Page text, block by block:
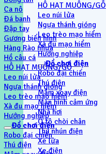
HỒ HẠT MUỒNG/GỖ
Leo núi lửa
Ngựa thánh gióng
Leo trèo mạo hiểm
Xà đu mạo hiểm
Hướng nghiệp
Đồ chơi điện
Robo đại chiến
Thú điện
Mâm xoay điện
Màn hình cảm ứng
Nhà hơi
Ô tô chòi chân
Thú nhún điện
Xe lửa
Xe điện
Ca nô
Đá banh
Đập tay
Gương biến hình
Hàng Rào nhựa
Hồ câu cá
HỒ HẠT MUỒNG/GỖ
Leo núi lửa
Ngựa thánh gióng
Leo trèo mạo hiểm
Xà đu mạo hiểm
Hướng nghiệp
Đồ chơi điện
Robo đại chiến
Thú điện